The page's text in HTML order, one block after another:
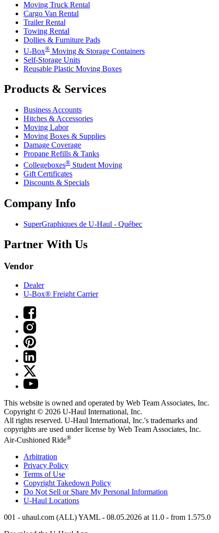
Moving Truck Rental
Cargo Van Rental
Trailer Rental
Towing Rental
Dollies & Furniture Pads
U-Box® Moving & Storage Containers
Self-Storage Units
Reusable Plastic Moving Boxes
Products & Services
Business Accounts
Hitches & Accessories
Moving Labor
Moving Boxes & Supplies
Damage Coverage
Propane Refills & Tanks
Collegeboxes® Student Moving
Gift Certificates
Discounts & Specials
Company Info
SuperGraphiques de U-Haul - Québec
Partner With Us
Vendor
Dealer
U-Box® Freight Carrier
This website is owned and operated by Web Team Associates, Inc.
Copyright © 2026 U-Haul International, Inc.
All rights reserved. U-Haul International, Inc.'s trademarks and
copyrights are used under license by Web Team Associates, Inc.
Air-Cushioned Ride®
Arbitration
Privacy Policy
Terms of Use
Copyright Takedown Policy
Do Not Sell or Share My Personal Information
U-Haul Locations
001 - uhaul.com (ALL) YAML - 08.05.2026 at 11.0 - from 1.575.0